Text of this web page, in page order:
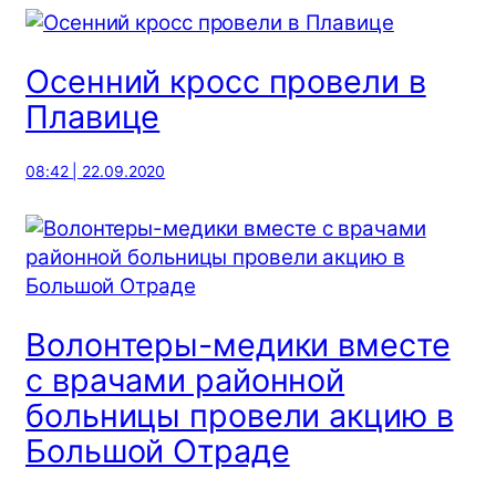
Осенний кросс провели в
Плавице
08:42 | 22.09.2020
Волонтеры-медики вместе
с врачами районной
больницы провели акцию в
Большой Отраде